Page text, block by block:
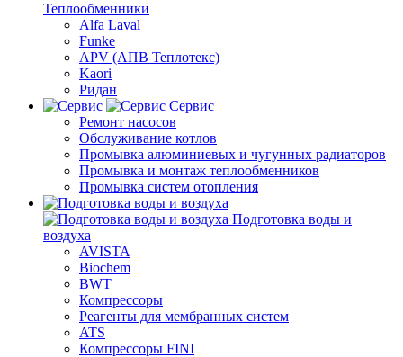
Теплообменники
Alfa Laval
Funke
APV (АПВ Теплотекс)
Kaori
Ридан
Сервис
Ремонт насосов
Обслуживание котлов
Промывка алюминиевых и чугунных радиаторов
Промывка и монтаж теплообменников
Промывка систем отопления
Подготовка воды и
воздуха
AVISTA
Biochem
BWT
Компрессоры
Реагенты для мембранных систем
ATS
Компрессоры FINI